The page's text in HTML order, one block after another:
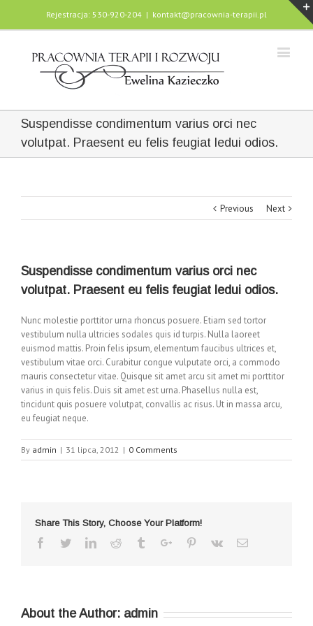
Rejestracja: 530-920-204 | kontakt@pracownia-terapii.pl
Suspendisse condimentum varius orci nec
volutpat. Praesent eu felis feugiat ledui odios.
Previous Next
Suspendisse condimentum varius orci nec
volutpat. Praesent eu felis feugiat ledui odios.
Nunc molestie porttitor urna rhoncus posuere. Etiam sed tortor
vestibulum nulla ultricies sodales quis id turpis. Nulla laoreet
euismod mattis. Proin felis ipsum, elementum faucibus ultrices et,
vestibulum vitae orci. Curabitur congue vulputate orci, a commodo
mauris consectetur vitae. Quisque sit amet arcu sit amet mi porttitor
varius in quis felis. Duis sit amet est urna. Phasellus nulla est,
tincidunt quis posuere volutpat, convallis ac risus. Ut in massa arcu,
eu feugiat neque.
By admin | 31 lipca, 2012 | 0 Comments
Share This Story, Choose Your Platform!
Facebook
TwitterLinkedinReddit TumblrGoogle+Pinterest
Vk Email
About the Author: admin